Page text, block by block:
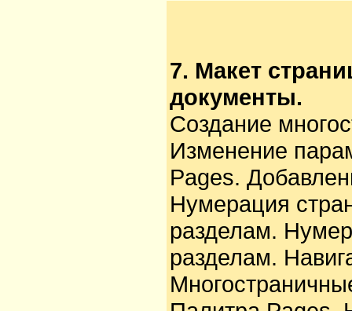
7. Макет
документы.
Создание
Изменение
Pages.
Нумерация
разделам.
разделам.